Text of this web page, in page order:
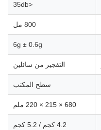
<35db
800 مل
6g ± 0.6g
التفجير من سائلين
سطح المكتب
680 × 215 × 220 ملم
4.2 كجم / 5.2 كجم